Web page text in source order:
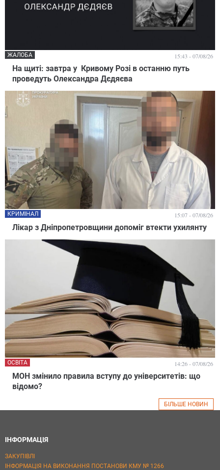
На щиті: завтра у Кривому Розі в останню путь
проведуть Олександра Дєдяєва
ЖАЛОБА 15:43 - 07/08/26
Лікар з Дніпропетровщини допоміг втекти ухилянту
КРИМІНАЛ 15:07 - 07/08/26
МОН змінило правила вступу до університетів: що
відомо?
ОСВІТА 14:26 - 07/08/26
БІЛЬШЕ НОВИН
ІНФОРМАЦІЯ
ЗАКУПІВЛІ
ІНФОРМАЦІЯ НА ВИКОНАННЯ ПОСТАНОВИ КМУ № 1266